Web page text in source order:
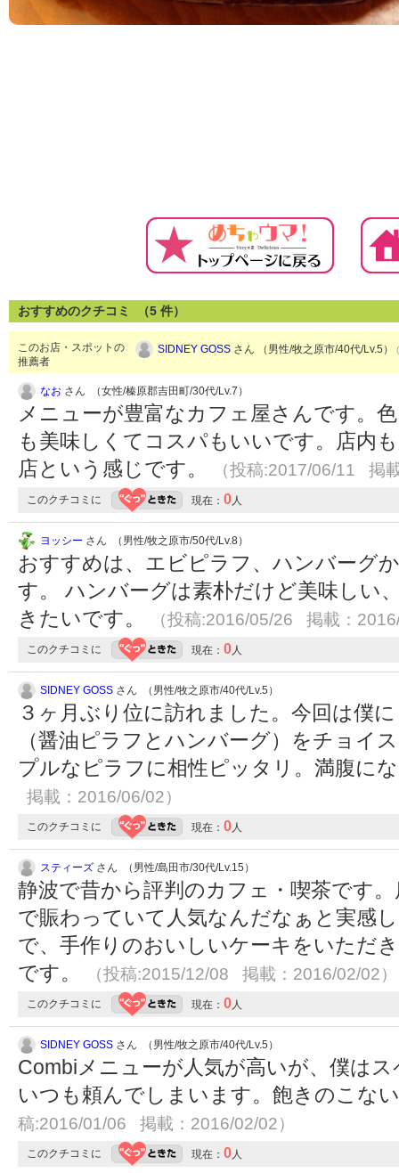
おすすめのクチコミ （5 件）
このお店・スポットの
推薦者
SIDNEY GOSS さん （男性/牧之原市/40代/Lv.5）
なお さん （女性/榛原郡吉田町/30代/Lv.7）
メニューが豊富なカフェ屋さんです。
も美味しくてコスパもいいです。店内
店という感じです。
（投稿:2017/06/11 掲
このクチコミに 現在： 0人
ヨッシー さん （男性/牧之原市/50代/Lv.8）
おすすめは、エビピラフ、ハンバーグ
す。 ハンバーグは素朴だけど美味しい
きたいです。
（投稿:2016/05/26 掲載：
このクチコミに 現在： 0人
SIDNEY GOSS さん （男性/牧之原市/40代/Lv.5）
３ヶ月ぶり位に訪れました。今回は僕
（醤油ピラフとハンバーグ）をチョイ
プルなピラフに相性ピッタリ。満腹に
掲載：2016/06/02）
このクチコミに 現在： 0人
スティーズ さん （男性/島田市/30代/Lv.15）
静波で昔から評判のカフェ・喫茶です
で賑わっていて人気なんだなぁと実感
で、手作りのおいしいケーキをいただ
です。
（投稿:2015/12/08 掲載：2016/02/02）
このクチコミに 現在： 0人
SIDNEY GOSS さん （男性/牧之原市/40代/Lv.5）
Combiメニューが人気が高いが、僕は
いつも頼んでしまいます。飽きのこな
稿:2016/01/06 掲載：2016/02/02）
このクチコミに 現在： 0人